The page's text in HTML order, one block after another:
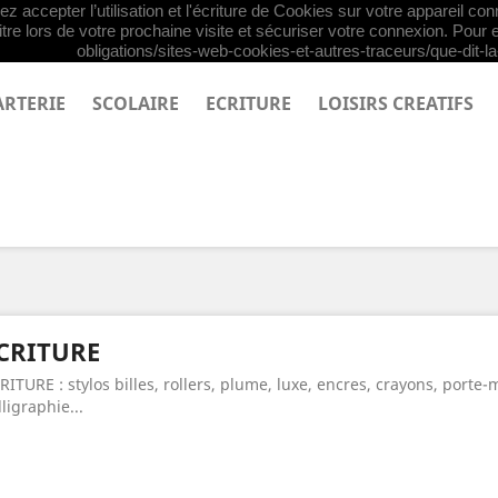
SCOLAIRE ECRITURE LOISIRS CREATIFS
: stylos billes, rollers, plume, luxe, encres, crayons,
accepter l’utilisation et l'écriture de Cookies sur votre appareil
lors de votre prochaine visite et sécuriser votre connexion.
obligations/sites-web-cookies-et-autres-traceurs/que-dit-